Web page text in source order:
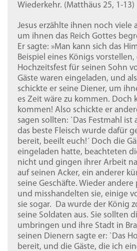
Wiederkehr. (Matthäus 25, 1-13)
Jesus erzählte ihnen noch viele
um ihnen das Reich Gottes
Er sagte: »Man kann sich das
Beispiel eines Königs
Hochzeitsfest für seinen Sohn
Gäste waren eingeladen, und
schickte er seine Diener, um
es Zeit wäre zu kommen. Doch
kommen! Also schickte er
sagen sollten: `Das Festmahl
das beste Fleisch wurde dafür
bereit, beeilt euch!´ Doch die
eingeladen hatte, beachteten
nicht und gingen ihrer Arbeit
auf seinen Acker, ein anderer
seine Geschäfte. Wieder
und misshandelten sie, einige
sie sogar. Da wurde der König
seine Soldaten aus. Sie sollten
umbringen und ihre Stadt in
seinen Dienern sagte er: `Das
bereit, und die Gäste, die ich